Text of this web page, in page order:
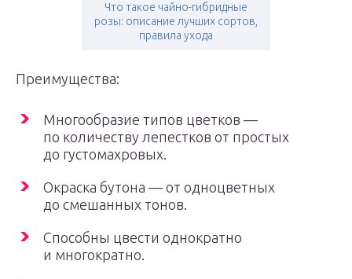
Что такое чайно-гибридные
розы: описание лучших сортов,
правила ухода
Преимущества:
Многообразие типов цветков —
по количеству лепестков от простых
до густомахровых.
Окраска бутона — от одноцветных
до смешанных тонов.
Способны цвести однократно
и многократно.